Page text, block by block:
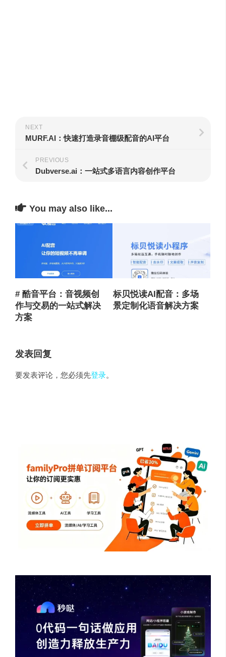
NEXT
MURF.AI：快速打造录音棚级配音的AI平台
PREVIOUS
Dubverse.ai：一站式多语言内容创作平台
You may also like...
# 酷音平台：音视频创
作与交易的一站式解决
方案
标贝悦读AI配音：多场
景定制化语音解决方案
发表回复
要发表评论，您必须先登录。